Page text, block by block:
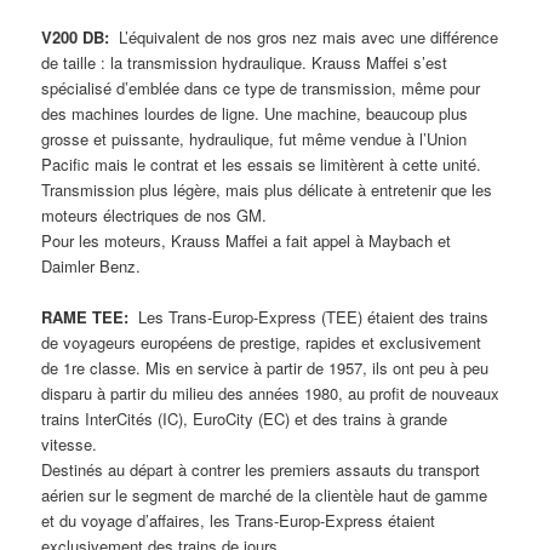
V200 DB: L’équivalent de nos gros nez mais avec une différence
de taille : la transmission hydraulique. Krauss Maffei s’est
spécialisé d’emblée dans ce type de transmission, même pour
des machines lourdes de ligne. Une machine, beaucoup plus
grosse et puissante, hydraulique, fut même vendue à l’Union
Pacific mais le contrat et les essais se limitèrent à cette unité.
Transmission plus légère, mais plus délicate à entretenir que les
moteurs électriques de nos GM.
Pour les moteurs, Krauss Maffei a fait appel à Maybach et
Daimler Benz.
RAME TEE: Les Trans-Europ-Express (TEE) étaient des trains
de voyageurs européens de prestige, rapides et exclusivement
de 1re classe. Mis en service à partir de 1957, ils ont peu à peu
disparu à partir du milieu des années 1980, au profit de nouveaux
trains InterCités (IC), EuroCity (EC) et des trains à grande
vitesse.
Destinés au départ à contrer les premiers assauts du transport
aérien sur le segment de marché de la clientèle haut de gamme
et du voyage d’affaires, les Trans-Europ-Express étaient